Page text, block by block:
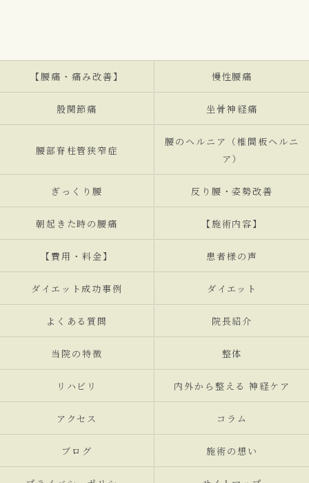
【腰痛・痛み改善】 慢性腰痛
股関節痛 坐骨神経痛
腰部脊柱管狭窄症
腰のヘルニア（椎間板ヘルニ
ア）
ぎっくり腰 反り腰・姿勢改善
朝起きた時の腰痛 【施術内容】
【費用・料金】 患者様の声
ダイエット成功事例 ダイエット
よくある質問 院長紹介
当院の特徴 整体
リハビリ 内外から整える 神経ケア
アクセス コラム
ブログ 施術の想い